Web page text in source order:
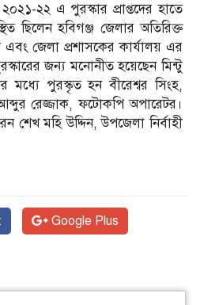
২২ এ পুরস্কার প্রাপ্তদের হাতে
ছিলেন হবিগঞ্জ জেলার অতিরিক্ত
এবং জেলা প্রশাসকের কার্যালয় এর
জন্য মনোনীত হয়েছেন মিন্টু
মধ্যে পুরস্কৃত হন বীরেশ্বর সিংহ,
রেজ্জাক, ফটোকপি অপারেটর।
শেখ মহি উদ্দিন, উপজেলা নির্বাহী
Google Plus